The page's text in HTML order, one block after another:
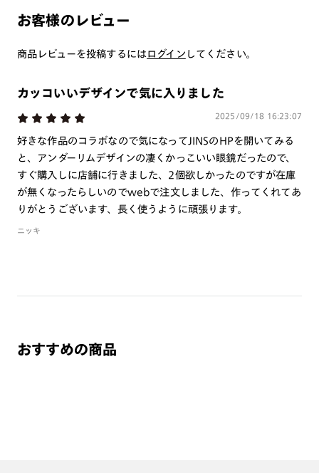
つき対応可能です。
持参ください。なお、特注レンズの為、後日お渡しとなり
ご注文の手順は以下をご参照ください。
1. カート画面内「レンズ選択へ」ボタンより「度つきレン
ズまたは店舗でレンズ作成」を選択
2. 遠近レンズより「遠近両用」を選択のうえ、購入手続き
画面へ
3. 「度数がわからない方・店舗でレンズ作成」を選択
お客様のレビュー
商品レビューを投稿するにはログイン してください。
カッコいいデザインで気に入りました
2025/09/18 16:23:07
好きな作品のコラボなので気になってJINSのHPを開いてみる
と、アンダーリムデザインの凄くかっこいい眼鏡だったので、
すぐ購入しに店舗に行きました、2個欲しかったのですが在庫
が無くなったらしいのでwebで注文しました、作ってくれてあ
りがとうございます、長く使うように頑張ります。
ニッキ
おすすめの商品